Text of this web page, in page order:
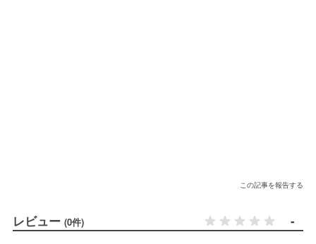
この記事を報告する
レビュー (0件) -